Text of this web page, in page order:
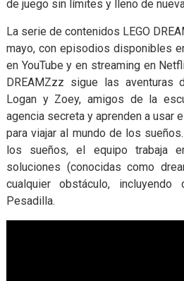
de juego sin límites y lleno de
La serie de contenidos LEGO
mayo, con episodios disponibles
en YouTube y en streaming en
DREAMZzz sigue las aventuras
Logan y Zoey, amigos de la
agencia secreta y aprenden a usar
para viajar al mundo de los
los sueños, el equipo trabaja
soluciones (conocidas como
cualquier obstáculo,
Pesadilla.